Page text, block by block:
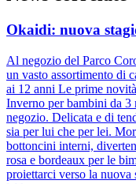
Okaidi: nuova
Al negozio del Parco
un vasto assortimento di
ai 12 anni Le prime
Inverno per bambini da 3
negozio. Delicata e di
sia per lui che per lei.
bottoncini interni,
rosa e bordeaux per le
proiettarci verso la